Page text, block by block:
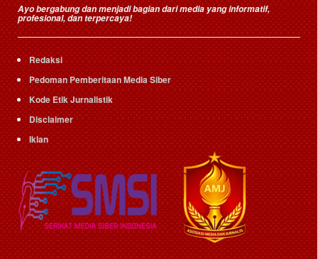
Ayo bergabung dan menjadi bagian dari media yang informatif,
profesional, dan terpercaya!
Redaksi
Pedoman Pemberitaan Media Siber
Kode Etik Jurnalistik
Disclaimer
Iklan